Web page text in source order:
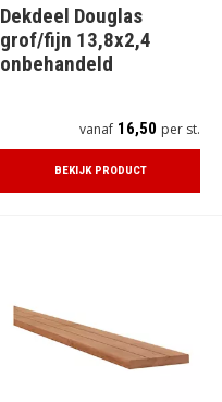
Dekdeel Douglas
grof/fijn 13,8x2,4
onbehandeld
vanaf 16,50 per st.
BEKIJK PRODUCT